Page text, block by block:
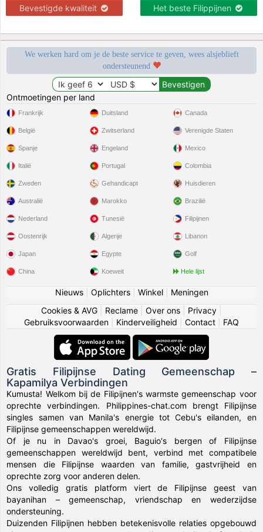
Bevestigde kwaliteit Het beste Filippijnen
We werken hard om je de beste service te geven, wees alsjeblieft
ondersteunend
Ontmoetingen per land
Frankrijk
België
Spanje
Italië
Zweden
Duitsland
Zwitserland
Engeland
Portugal
Gehandicapt
Canada
Verenigde Staten
Mexico
Colombia
Huisdieren
Australië
Nederland
Oostenrijk
Japan
China
Marokko
Tunesië
Algerije
Egypte
Koeweit
Brazilië
Filipijnen
Libanon
Golf
Hele lijst
Nieuws| Oplichters| Winkel| Meningen
Cookies & AVG
Reclame Over ons Privacy
Gebruiksvoorwaarden
Kinderveiligheid Contact FAQ
Gratis Filipijnse Dating Gemeenschap –
Kapamilya Verbindingen
Kumusta! Welkom bij de Filipijnen's warmste gemeenschap voor
oprechte verbindingen. Philippines-chat.com brengt Filipijnse
singles samen van Manila's energie tot Cebu's eilanden, en
Filipijnse gemeenschappen wereldwijd.
Of je nu in Davao's groei, Baguio's bergen of Filipijnse
gemeenschappen wereldwijd bent, verbind met compatibele
mensen die Filipijnse waarden van familie, gastvrijheid en
oprechte zorg voor anderen delen.
Ons volledig gratis platform viert de Filipijnse geest van
bayanihan – gemeenschap, vriendschap en wederzijdse
ondersteuning.
Duizenden Filipijnen hebben betekenisvolle relaties opgebouwd